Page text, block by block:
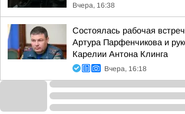
Вчера, 16:38
Состоялась рабочая
Артура Парфенчикова и
Карелии Антона Клинга
Вчера, 16:18